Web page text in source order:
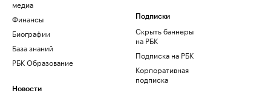
медиа
Финансы
Биографии
База знаний
РБК Образование
Новости
Подписки
Скрыть баннеры
на РБК
Подписка на РБК
Корпоративная
подписка